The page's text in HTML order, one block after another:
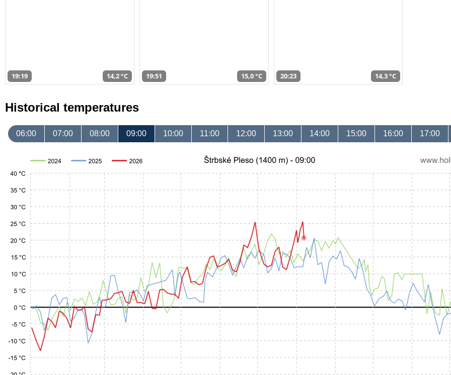
19:19 14,2 °C 19:51 15,0 °C 20:23 14,3 °C
Historical temperatures
06:00 07:00 08:00 09:00 10:00 11:00 12:00 13:00 14:00 15:00 16:00 17:00